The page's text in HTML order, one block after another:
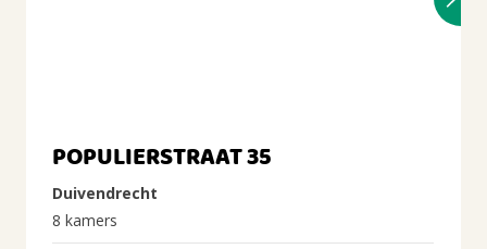
POPULIERSTRAAT 35
Duivendrecht
8 kamers